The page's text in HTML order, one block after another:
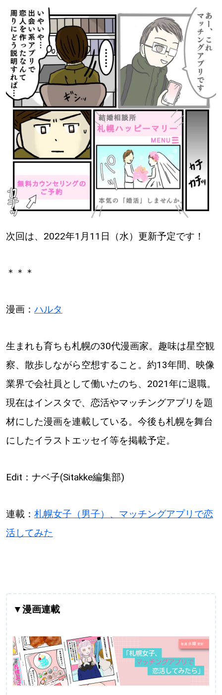
次回は、2022年1月11日（水）更新予定です！
＊＊＊
漫画： ハルタ
生まれも育ちも札幌の30代漫画家。趣味は星空観
察、散歩しながら空想すること。約13年間、映像
業界で会社員として働いたのち、2021年に退職。
現在はインスタで、恋活やマッチングアプリを題
材にした漫画を連載している。今後も札幌を舞台
にしたイラストエッセイ等を掲載予定。
Edit：ナベ子(Sitakke編集部)
連載： 札幌女子（男子）、マッチングアプリで恋
活してみた
▼漫画連載